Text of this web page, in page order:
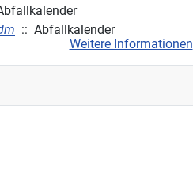
:: Abfallkalender
Weitere Informationen